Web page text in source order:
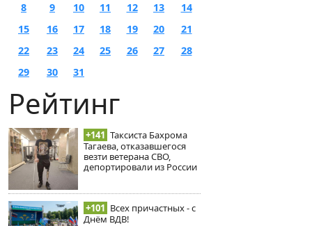
8
9 10 11 12 13
14
15
16 17 18 19 20
21
22
23 24 25 26 27
28
29
30 31
Рейтинг
+141 Таксиста Бахрома
Тагаева, отказавшегося
везти ветерана СВО,
депортировали из России
+101 Всех причастных - с
Днём ВДВ!